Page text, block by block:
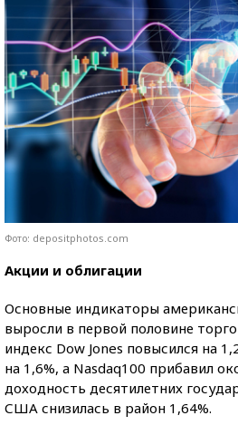
Фото: depositphotos.com
Акции и облигации
Основные индикаторы
выросли в первой половине
индекс Dow Jones повысился на
на 1,6%, а Nasdaq100 прибавил
доходность десятилетних
США снизилась в район 1,64%.